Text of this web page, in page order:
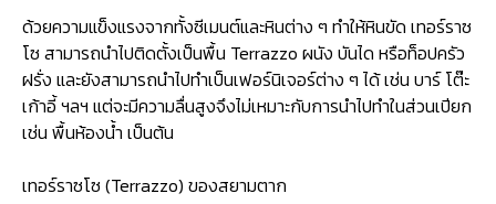
ด้วยความแข็งแรงจากทั้งซีเมนต์และหินต่าง ๆ ทำให้หินขัด เทอร์ราซ
โซ สามารถนำไปติดตั้งเป็นพื้น Terrazzo ผนัง บันได หรือท็อปครัว
ฝรั่ง และยังสามารถนำไปทำเป็นเฟอร์นิเจอร์ต่าง ๆ ได้ เช่น บาร์ โต๊ะ
เก้าอี้ ฯลฯ แต่จะมีความลื่นสูงจึงไม่เหมาะกับการนำไปทำในส่วนเปียก
เช่น พื้นห้องน้ำ เป็นต้น
เทอร์ราซโซ (Terrazzo) ของสยามตาก